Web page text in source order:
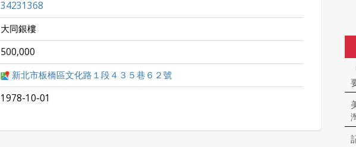
34231368
大同銀樓
500,000
新北市板橋區文化路１段４３５巷６２號
1978-10-01